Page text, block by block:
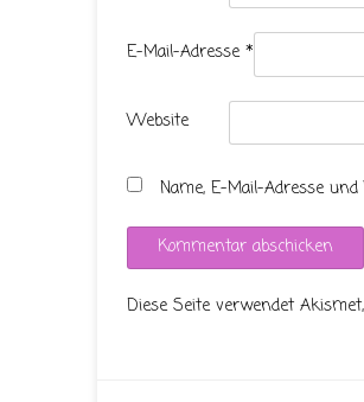
E-Mail-Adresse *
Website
Name, E-Mail-Adresse
Diese Seite verwendet